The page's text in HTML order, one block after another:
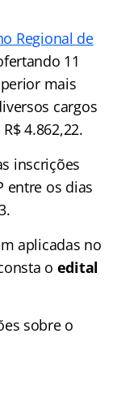
Regional de
11
mais
cargos
4.862,22.
inscrições
entre os dias
aplicadas no
o edital
sobre o